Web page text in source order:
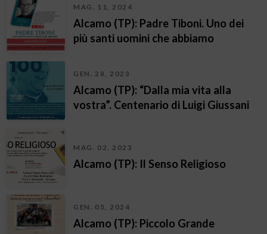
MAG. 11, 2024
Alcamo (TP): Padre Tiboni. Uno dei
più santi uomini che abbiamo
GEN. 28, 2023
Alcamo (TP): “Dalla mia vita alla
vostra”. Centenario di Luigi Giussani
MAG. 02, 2023
Alcamo (TP): Il Senso Religioso
GEN. 05, 2024
Alcamo (TP): Piccolo Grande